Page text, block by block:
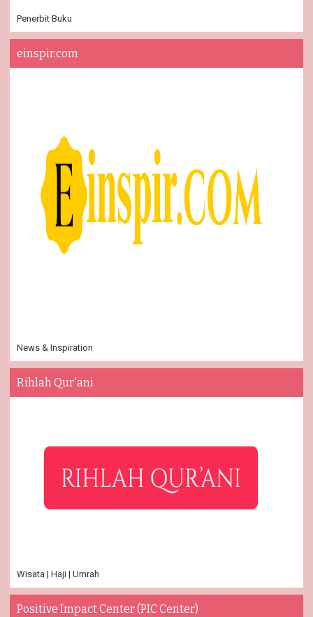
Penerbit Buku
einspir.com
News & Inspiration
Rihlah Qur'ani
Wisata | Haji | Umrah
Positive Impact Center (PIC Center)